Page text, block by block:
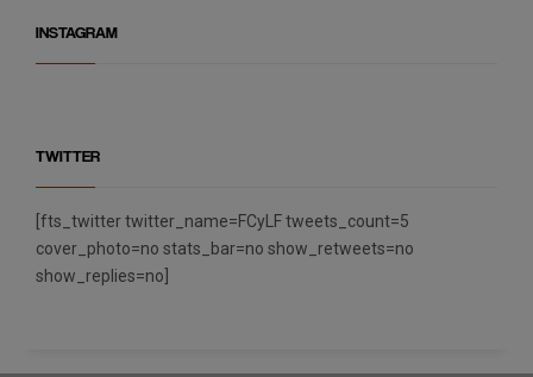
INSTAGRAM
TWITTER
[fts_twitter twitter_name=FCyLF tweets_count=5
cover_photo=no stats_bar=no show_retweets=no
show_replies=no]